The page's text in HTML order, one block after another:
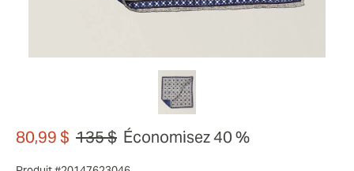
80,99 $ 135 $ Économisez 40 %